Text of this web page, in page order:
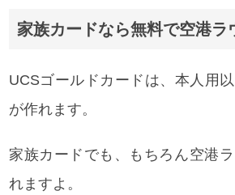
家族カードなら無料で空港ラ
UCSゴールドカードは、本人用
が作れます。
家族カードでも、もちろん空港
れますよ。